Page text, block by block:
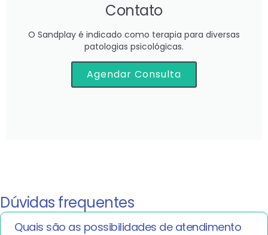
Contato
O Sandplay é indicado como terapia para diversas
patologias psicológicas.
Agendar Consulta
Dúvidas frequentes
Quais são as possibilidades de atendimento